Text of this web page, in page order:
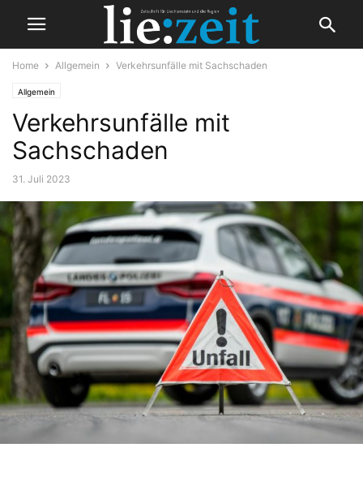
Home Allgemein Verkehrsunfälle mit Sachschaden
Allgemein
Verkehrsunfälle mit
Sachschaden
31. Juli 2023